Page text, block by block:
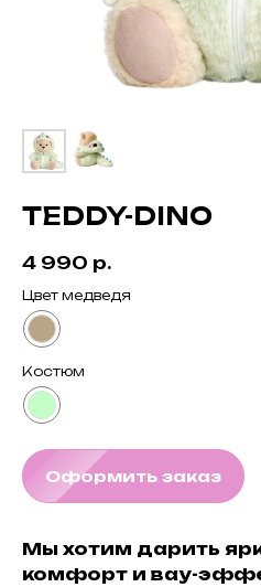
TEDDY-DINO
4 990 р.
Цвет медведя
Костюм
Оформить заказ
Мы хотим дарить
комфорт и вау-